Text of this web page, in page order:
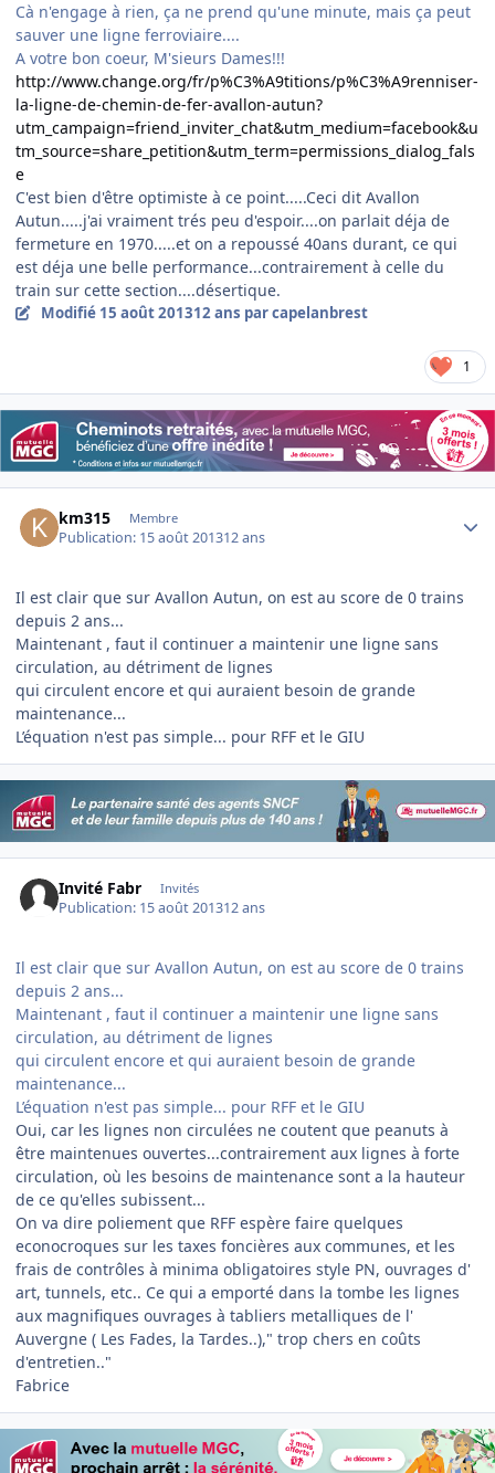
Cà n'engage à rien, ça ne prend qu'une minute, mais ça peut
sauver une ligne ferroviaire....
A votre bon coeur, M'sieurs Dames!!!
http://www.change.org/fr/p%C3%A9titions/p%C3%A9renniser-
la-ligne-de-chemin-de-fer-avallon-autun?
utm_campaign=friend_inviter_chat&utm_medium=facebook&u
tm_source=share_petition&utm_term=permissions_dialog_fals
e
C'est bien d'être optimiste à ce point.....Ceci dit Avallon
Autun.....j'ai vraiment trés peu d'espoir....on parlait déja de
fermeture en 1970.....et on a repoussé 40ans durant, ce qui
est déja une belle performance...contrairement à celle du
train sur cette section....désertique.
Modifié 15 août 201312 ans par capelanbrest
1
km315 Membre
Publication: 15 août 201312 ans
Il est clair que sur Avallon Autun, on est au score de 0 trains
depuis 2 ans...
Maintenant , faut il continuer a maintenir une ligne sans
circulation, au détriment de lignes
qui circulent encore et qui auraient besoin de grande
maintenance...
L’équation n'est pas simple... pour RFF et le GIU
Invité Fabr Invités
Publication: 15 août 201312 ans
Il est clair que sur Avallon Autun, on est au score de 0 trains
depuis 2 ans...
Maintenant , faut il continuer a maintenir une ligne sans
circulation, au détriment de lignes
qui circulent encore et qui auraient besoin de grande
maintenance...
L’équation n'est pas simple... pour RFF et le GIU
Oui, car les lignes non circulées ne coutent que peanuts à
être maintenues ouvertes...contrairement aux lignes à forte
circulation, où les besoins de maintenance sont a la hauteur
de ce qu'elles subissent...
On va dire poliement que RFF espère faire quelques
econocroques sur les taxes foncières aux communes, et les
frais de contrôles à minima obligatoires style PN, ouvrages d'
art, tunnels, etc.. Ce qui a emporté dans la tombe les lignes
aux magnifiques ouvrages à tabliers metalliques de l'
Auvergne ( Les Fades, la Tardes..)," trop chers en coûts
d'entretien.."
Fabrice